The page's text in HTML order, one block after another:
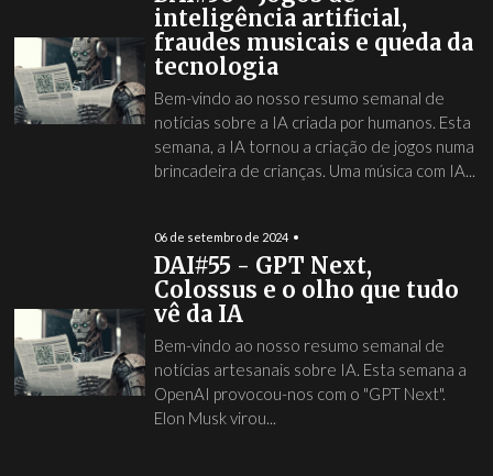
inteligência artificial,
fraudes musicais e queda da
tecnologia
Bem-vindo ao nosso resumo semanal de
notícias sobre a IA criada por humanos. Esta
semana, a IA tornou a criação de jogos numa
brincadeira de crianças. Uma música com IA...
06 de setembro de 2024
DAI#55 - GPT Next,
Colossus e o olho que tudo
vê da IA
Bem-vindo ao nosso resumo semanal de
notícias artesanais sobre IA. Esta semana a
OpenAI provocou-nos com o "GPT Next".
Elon Musk virou...